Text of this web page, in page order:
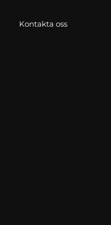
Kontakta oss